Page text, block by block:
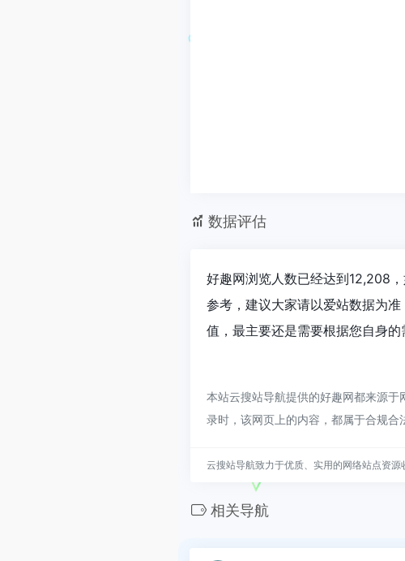
数据评估
好趣网浏览人数已经达到12,208
参考，建议大家请以爱站数据为
值，最主要还是需要根据您自身
本站云搜站导航提供的好趣网都来源
录时，该网页上的内容，都属于合规合
云搜站导航致力于优质、实用的网络站点资源
相关导航